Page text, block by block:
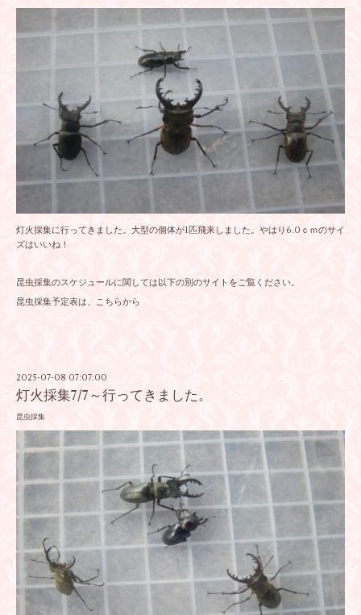
灯火採集に行ってきました。大型の個体が1匹飛来しました。やはり6.0ｃｍのサイ
ズはいいね！
昆虫採集のスケジュールに関しては以下の別のサイトをご覧ください。
昆虫採集予定表は、こちらから
2025-07-08 07:07:00
灯火採集7/7～行ってきました。
昆虫採集